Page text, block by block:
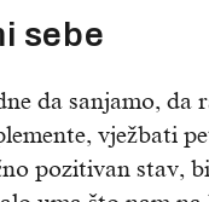
sebe
da sanjamo,
vježbati
pozitivan stav,